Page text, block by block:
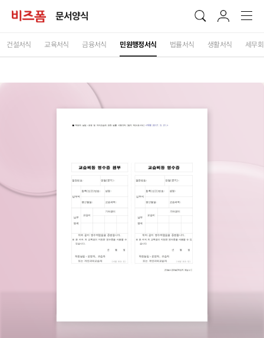
문서양식
건설서식 교육서식 금융서식 민원행정서식 법률서식 생활서식 세무